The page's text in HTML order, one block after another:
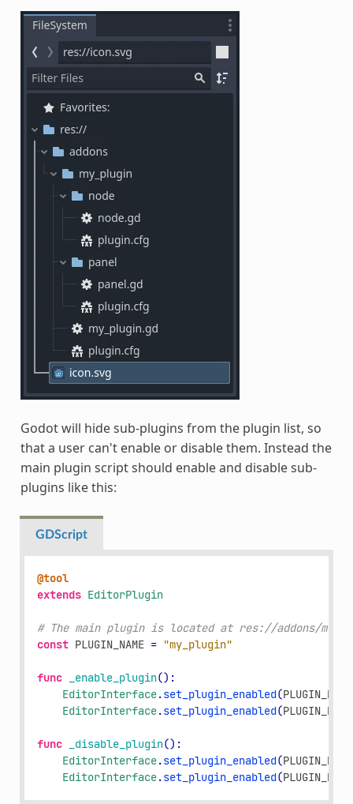
Godot will hide sub-plugins from the plugin list, so
that a user can't enable or disable them. Instead the
main plugin script should enable and disable sub-
plugins like this:
GDScript
@tool
extends EditorPlugin
# The main plugin is located at res://addons/
const PLUGIN_NAME = "my_plugin"
func _enable_plugin():
EditorInterface.set_plugin_enabled(PLUGIN_NAME
EditorInterface.set_plugin_enabled(PLUGIN_NAME
func _disable_plugin():
EditorInterface.set_plugin_enabled(PLUGIN_NAME
EditorInterface.set_plugin_enabled(PLUGIN_NAME